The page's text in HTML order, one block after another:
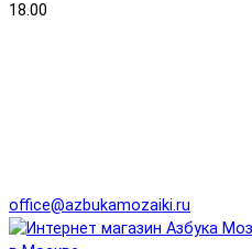
18.00
office@azbukamozaiki.ru